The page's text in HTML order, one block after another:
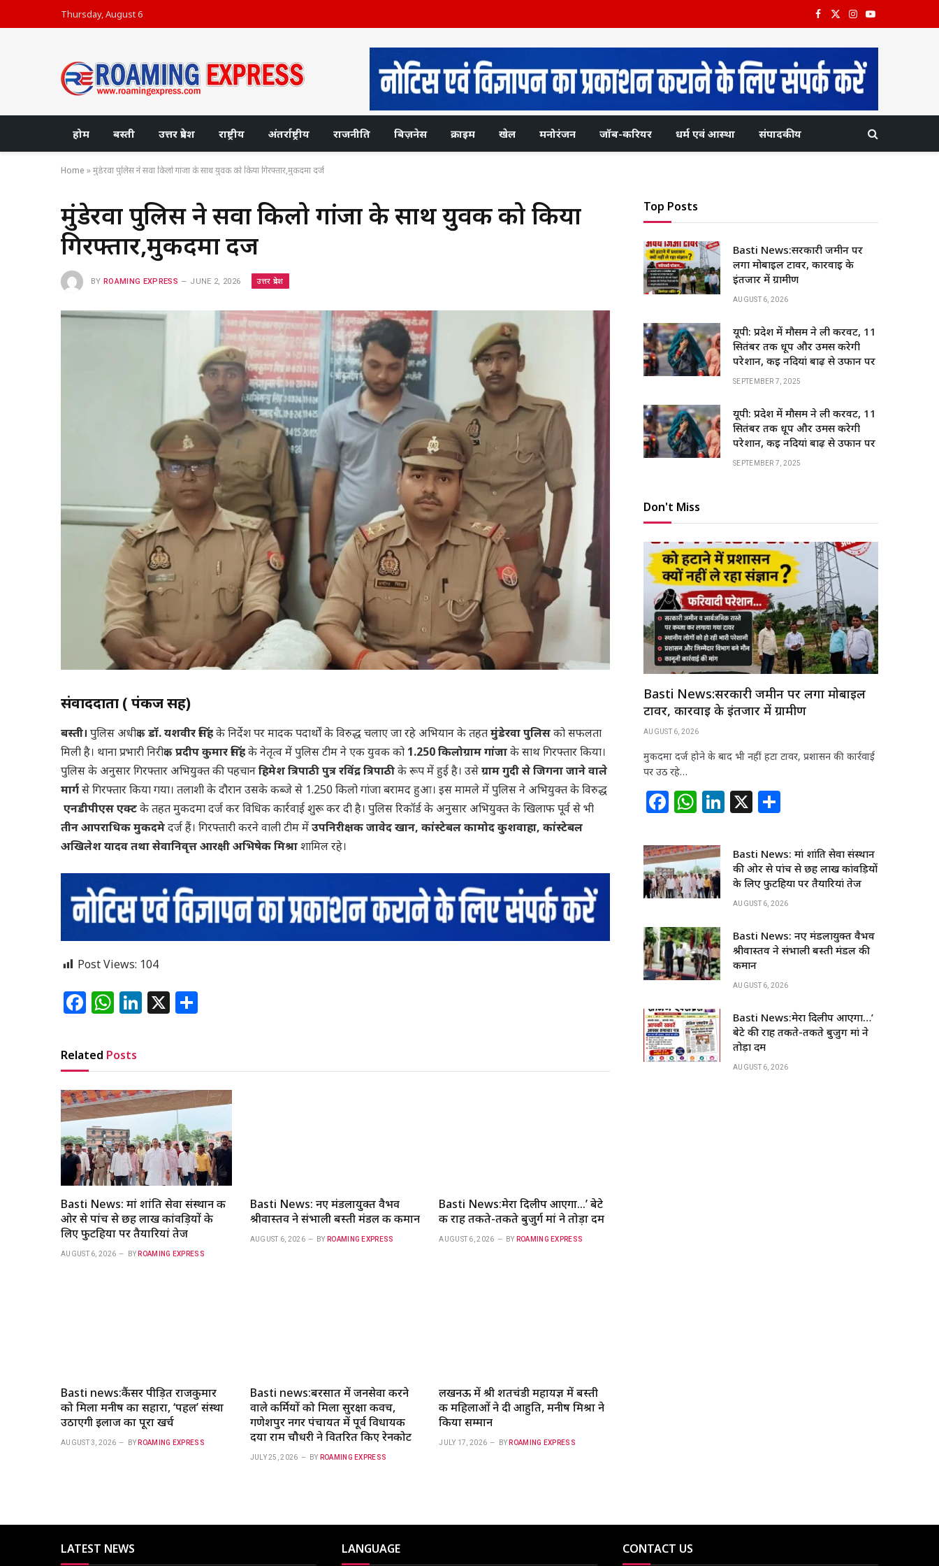
Thursday, August 6 Facebook
X
Instagram
YouTube
होम बस्ती उत्तर प्रदेश राष्ट्रीय अंतर्राष्ट्रीय राजनीति बिज़नेस क्राइम खेल मनोरंजन जॉब-करियर धर्म एवं आस्था संपादकीय
Home »मुंडेरवा पुलिस ने सवा किलो गांजा के साथ युवक को किया गिरफ्तार,मुकदमा दर्ज
मुंडेरवा पुलिस ने सवा किलो गांजा के साथ युवक को किया
गिरफ्तार,मुकदमा दर्ज
BY ROAMING EXPRESS JUNE 2, 2026 उत्तर प्रदेश
संवाददाता ( पंकज सिंह)
बस्ती। पुलिस अधीक्षकडॉ. यशवीर सिंहके निर्देश पर मादक पदार्थों के विरुद्ध चलाए जा रहे अभियान के तहतमुंडेरवा पुलिसको सफलता
मिली है। थाना प्रभारी निरीक्षकप्रदीप कुमार सिंहके नेतृत्व में पुलिस टीम ने एक युवक को 1.250 किलोग्राम गांजाके साथ गिरफ्तार किया।
पुलिस के अनुसार गिरफ्तार अभियुक्त की पहचानहिमेश त्रिपाठी पुत्र रविंद्र त्रिपाठीके रूप में हुई है। उसेग्राम गुदी से जिगना जाने वाले
मार्गसे गिरफ्तार किया गया। तलाशी के दौरान उसके कब्जे से 1.250 किलो गांजा बरामद हुआ। इस मामले में पुलिस ने अभियुक्त के विरुद्ध
एनडीपीएस एक्टके तहत मुकदमा दर्ज कर विधिक कार्रवाई शुरू कर दी है। पुलिस रिकॉर्ड के अनुसार अभियुक्त के खिलाफ पूर्व से भी
तीन आपराधिक मुकदमेदर्ज हैं। गिरफ्तारी करने वाली टीम मेंउपनिरीक्षक जावेद खान, कांस्टेबल कामोद कुशवाहा, कांस्टेबल
अखिलेश यादव तथा सेवानिवृत्त आरक्षी अभिषेक मिश्राशामिल रहे।
Post Views: 104
Facebook
WhatsApp
LinkedIn
X
Related Posts
Basti News: मां शांति सेवा संस्थान की
ओर से पांच से छह लाख कांवड़ियों के
लिए फुटहिया पर तैयारियां तेज
AUGUST 6, 2026 BY ROAMING EXPRESS
Basti News: नए मंडलायुक्त वैभव
श्रीवास्तव ने संभाली बस्ती मंडल की कमान
AUGUST 6, 2026 BY ROAMING EXPRESS
Basti News:मेरा दिलीप आएगा…’ बेटे
की राह तकते-तकते बुजुर्ग मां ने तोड़ा दम
AUGUST 6, 2026 BY ROAMING EXPRESS
Basti news:कैंसर पीड़ित राजकुमार
को मिला मनीष का सहारा, ‘पहल’ संस्था
उठाएगी इलाज का पूरा खर्च
AUGUST 3, 2026 BY ROAMING EXPRESS
Basti news:बरसात में जनसेवा करने
वाले कर्मियों को मिला सुरक्षा कवच,
गणेशपुर नगर पंचायत में पूर्व विधायक
दया राम चौधरी ने वितरित किए रेनकोट
JULY 25, 2026 BY ROAMING EXPRESS
लखनऊ में श्री शतचंडी महायज्ञ में बस्ती
की महिलाओं ने दी आहुति, मनीष मिश्रा ने
किया सम्मान
JULY 17, 2026 BY ROAMING EXPRESS
Top Posts
Basti News:सरकारी जमीन पर
लगा मोबाइल टावर, कार्रवाई के
इंतजार में ग्रामीण
AUGUST 6, 2026
यूपी: प्रदेश में मौसम ने ली करवट, 11
सितंबर तक धूप और उमस करेगी
परेशान, कई नदियां बाढ़ से उफान पर
SEPTEMBER 7, 2025
यूपी: प्रदेश में मौसम ने ली करवट, 11
सितंबर तक धूप और उमस करेगी
परेशान, कई नदियां बाढ़ से उफान पर
SEPTEMBER 7, 2025
Don't Miss
Basti News:सरकारी जमीन पर लगा मोबाइल
टावर, कार्रवाई के इंतजार में ग्रामीण
AUGUST 6, 2026
मुकदमा दर्ज होने के बाद भी नहीं हटा टावर, प्रशासन की कार्रवाई
पर उठ रहे…
F
c
e
b
o
k
W
at
s
A
p
Li
k
e
dI
n
X
ar
e
Basti News: मां शांति सेवा संस्थान
की ओर से पांच से छह लाख कांवड़ियों
के लिए फुटहिया पर तैयारियां तेज
AUGUST 6, 2026
Basti News: नए मंडलायुक्त वैभव
श्रीवास्तव ने संभाली बस्ती मंडल की
कमान
AUGUST 6, 2026
Basti News:मेरा दिलीप आएगा…’
बेटे की राह तकते-तकते बुजुर्ग मां ने
तोड़ा दम
AUGUST 6, 2026
LATEST NEWS LANGUAGE CONTACT US